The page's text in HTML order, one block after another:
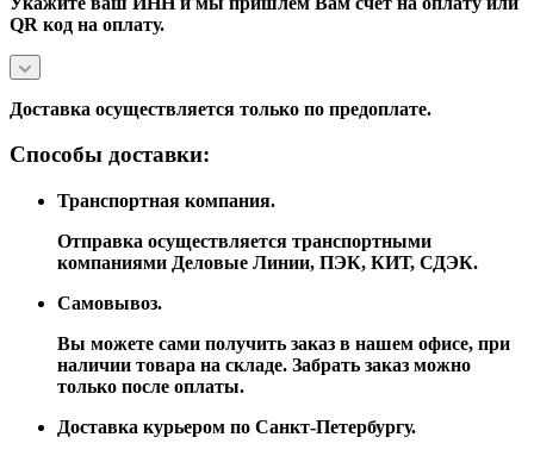
QR код на оплату.
Доставка осуществляется только по предоплате.
Способы доставки:
Транспортная компания.
Отправка осуществляется транспортными
компаниями Деловые Линии, ПЭК, КИТ, СДЭК.
Самовывоз.
Вы можете сами получить заказ в нашем офисе, при
наличии товара на складе. Забрать заказ можно
только после оплаты.
Доставка курьером по Санкт-Петербургу.